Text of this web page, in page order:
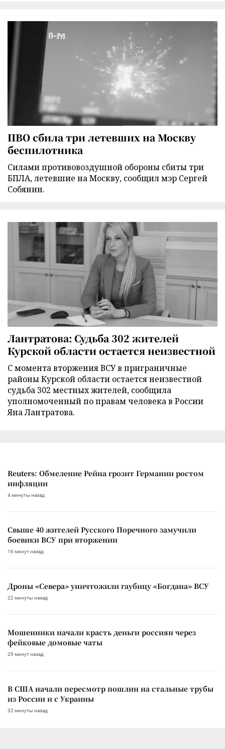
ПВО сбила три летевших на Москву
беспилотника
Силами противовоздушной обороны сбиты три
БПЛА, летевшие на Москву, сообщил мэр Сергей
Собянин.
Лантратова: Судьба 302 жителей
Курской области остается неизвестной
С момента вторжения ВСУ в приграничные
районы Курской области остается неизвестной
судьба 302 местных жителей, сообщила
уполномоченный по правам человека в России
Яна Лантратова.
Reuters: Обмеление Рейна грозит Германии ростом
инфляции
4 минуты назад
Свыше 40 жителей Русского Поречного замучили
боевики ВСУ при вторжении
16 минут назад
Дроны «Севера» уничтожили гаубицу «Богдана» ВСУ
22 минуты назад
Мошенники начали красть деньги россиян через
фейковые домовые чаты
29 минут назад
В США начали пересмотр пошлин на стальные трубы
из России и с Украины
32 минуты назад